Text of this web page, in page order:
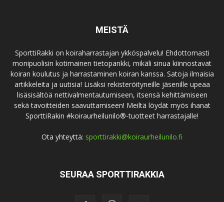
MEISTÄ
SporttiRakki on koiraharrastajan ykköspalvelu! Ehdottomasti
monipuolisin kotimainen tietopankki, mikäli sinua kiinnostavat
koiran koulutus ja harrastaminen koiran kanssa. Satoja ilmaisia
artikkeleita ja uutisia! Lisäksi rekisteröityneille jäsenille upeaa
lisäsisältöä nettivalmentautumiseen, itsensä kehittämiseen
sekä tavoitteiden saavuttamiseen! Meiltä löydät myös ihanat
SporttiRakin #koiraurheilunilo®-tuotteet harrastajalle!
Ota yhteyttä: sporttirakki@koiraurheilunilo.fi
SEURAA SPORTTIRAKKIA